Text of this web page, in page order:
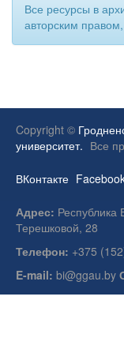
Все ресурсы в
авторским
Copyright ©
университет. Все
ВКонтакте
Адрес: Республика
Терешковой, 28
Телефон: +375
E-mail: bi@ggau.by